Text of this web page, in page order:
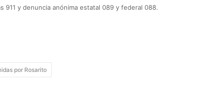
911 y denuncia anónima estatal 089 y federal 088.
por Rosarito